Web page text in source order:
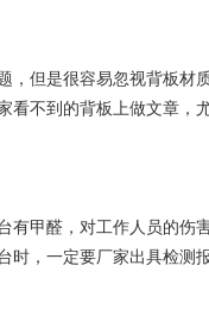
，但是很容易忽视背板材质
看不到的背板上做文章，
甲醛，对工作人员的伤
时，一定要厂家出具检测报